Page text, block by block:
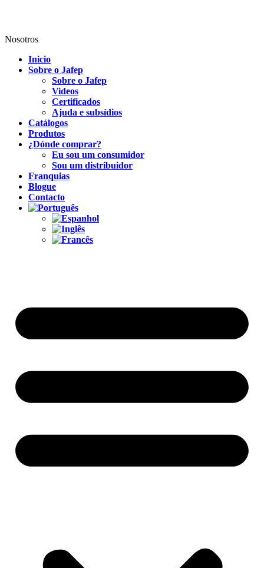
Nosotros
Inicio
Sobre o Jafep
Sobre o Jafep
Videos
Certificados
Ajuda e subsídios
Catálogos
Produtos
¿Dónde comprar?
Eu sou um consumidor
Sou um distribuidor
Franquias
Blogue
Contacto